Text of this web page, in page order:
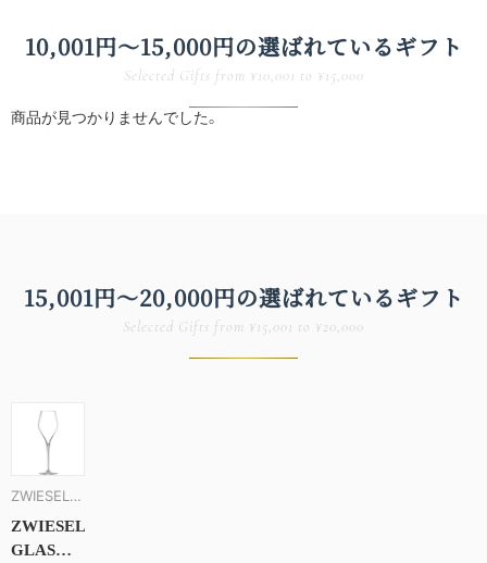
10,001円〜15,000円の選ばれている​ギフト
Selected Gifts from ¥10,001 to ¥15,000
商品が見つかりませんでした。
15,001円〜20,000円の選ばれている​ギフト
Selected Gifts from ¥15,001 to ¥20,000
ZWIESEL
GLAS／ツ
ヴィーゼル
ZWIESEL
GLAS｜